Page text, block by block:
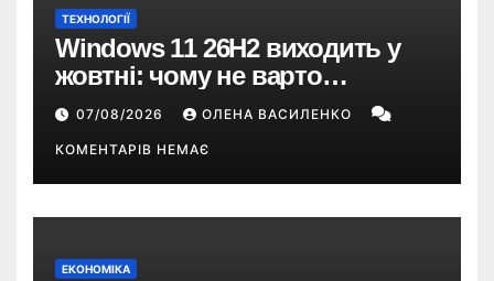
ТЕХНОЛОГІЇ
Windows 11 26H2 виходить у
жовтні: чому не варто
пропускати це оновлення
07/08/2026 ОЛЕНА ВАСИЛЕНКО
КОМЕНТАРІВ НЕМАЄ
ЕКОНОМІКА